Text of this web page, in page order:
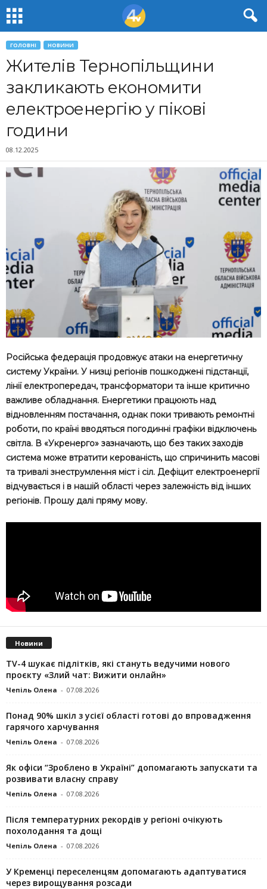
ГОЛОВНІ НОВИНИ
Жителів Тернопільщини
закликають економити
електроенергію у пікові
години
08.12.2025
Російська федерація продовжує атаки на енергетичну
систему України. У низці регіонів пошкоджені підстанції,
лінії електропередач, трансформатори та інше критично
важливе обладнання. Енергетики працюють над
відновленням постачання, однак поки тривають ремонтні
роботи, по країні вводяться погодинні графіки відключень
світла. В «Укренерго» зазначають, що без таких заходів
система може втратити керованість, що спричинить масові
та тривалі знеструмлення міст і сіл. Дефіцит електроенергії
відчувається і в нашій області через залежність від інших
регіонів. Прошу далі пряму мову.
Новини
TV-4 шукає підлітків, які стануть ведучими нового
проєкту «Злий чат: Вижити онлайн»
Чепіль Олена - 07.08.2026
Понад 90% шкіл з усієї області готові до впровадження
гарячого харчування
Чепіль Олена - 07.08.2026
Як офіси “Зроблено в Україні” допомагають запускaти та
розвивати власну справу
Чепіль Олена - 07.08.2026
Після температурних рекордів у регіоні очікують
похолодання та дощі
Чепіль Олена - 07.08.2026
У Кременці переселенцям допомагають адаптуватися
через вирощування розсади